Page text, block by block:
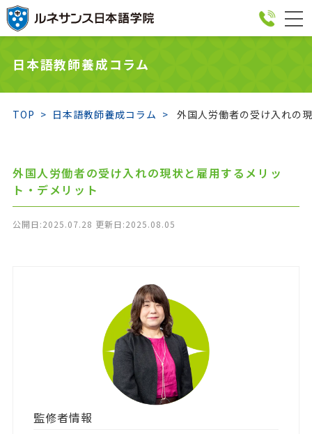
日本語教師養成コラム
TOP 日本語教師養成コラム 外国人労働者の受け入れの
外国人労働者の受け入れの現状と雇用するメリッ
ト・デメリット
公開日:2025.07.28 更新日:2025.08.05
監修者情報